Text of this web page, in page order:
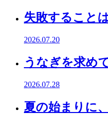
失敗すること
2026.07.20
うなぎを求め
2026.07.28
夏の始まりに